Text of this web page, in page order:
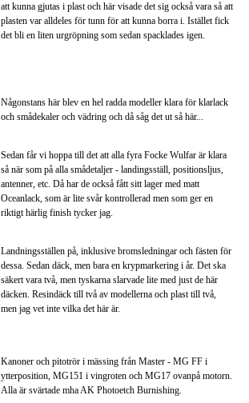
att kunna gjutas i plast och här visade det sig också vara så att
plasten var alldeles för tunn för att kunna borra i. Istället fick
det bli en liten urgröpning som sedan spacklades igen.
Någonstans här blev en hel radda modeller klara för klarlack
och smådekaler och vädring och då såg det ut så här...
Sedan får vi hoppa till det att alla fyra Focke Wulfar är klara
så när som på alla smådetaljer - landingsställ, positionsljus,
antenner, etc. Då har de också fått sitt lager med matt
Oceanlack, som är lite svår kontrollerad men som ger en
riktigt härlig finish tycker jag.
Landningsställen på, inklusive bromsledningar och fästen för
dessa. Sedan däck, men bara en krypmarkering i år. Det ska
säkert vara två, men tyskarna slarvade lite med just de här
däcken. Resindäck till två av modellerna och plast till två,
men jag vet inte vilka det här är.
Kanoner och pitotrör i mässing från Master - MG FF i
ytterposition, MG151 i vingroten och MG17 ovanpå motorn.
Alla är svärtade mha AK Photoetch Burnishing.